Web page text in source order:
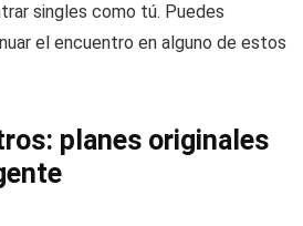
singles como tú. Puedes
el encuentro en alguno de estos
planes originales